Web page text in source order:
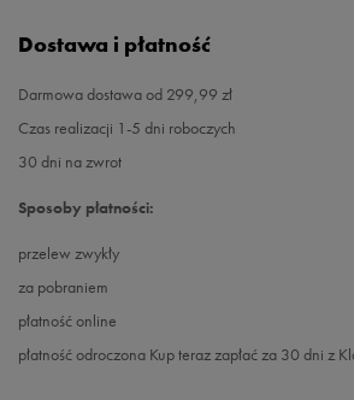
Dostawa i płatność
Darmowa dostawa od 299,99 zł
Czas realizacji 1-5 dni roboczych
30 dni na zwrot
Sposoby płatności:
przelew zwykły
za pobraniem
płatność online
płatność odroczona Kup teraz zapłać za 30 dni z